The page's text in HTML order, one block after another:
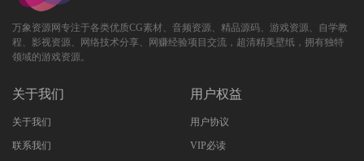
万象资源网专注于各类优质CG素材、音频资源、精品源码、游戏资源、自学教
程、影视资源、网络技术分享、网赚经验项目交流，超清精美壁纸，拥有独特
领域的游戏资源。
关于我们
关于我们
联系我们
用户权益
用户协议
VIP必读